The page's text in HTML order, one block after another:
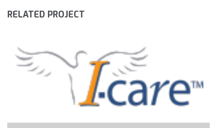
RELATED PROJECT
ICARE
NICOLAIDES INDUSTRIAL